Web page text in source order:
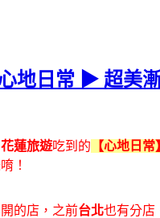
地日常 ▶ 超美
花蓮旅遊吃到的 【心地日常
！
的店，之前台北也有分店